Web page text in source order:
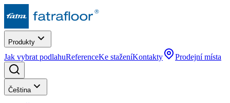
Produkty
Jak vybrat podlahuReferenceKe staženíKontakty Prodejní místa
Čeština